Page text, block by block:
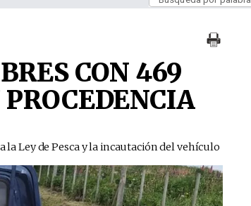
CON 469
Ley de Pesca y la incautación del vehículo